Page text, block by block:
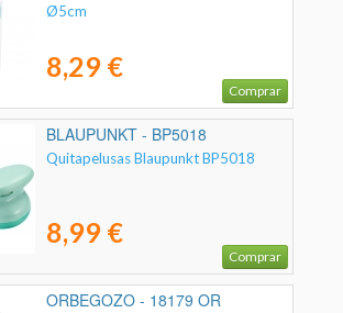
Ø5cm
8,29 €
Comprar
BLAUPUNKT - BP5018
Quitapelusas Blaupunkt BP5018
8,99 €
Comprar
ORBEGOZO - 18179 OR